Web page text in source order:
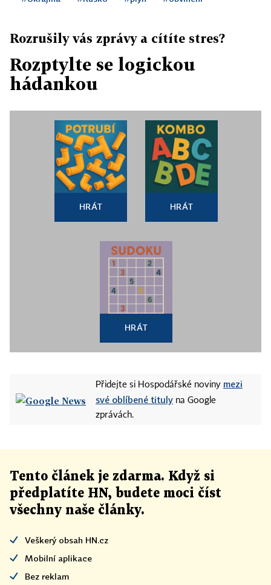
Rozrušily vás zprávy a cítíte stres?
Rozptylte se logickou
hádankou
HRÁT HRÁT
HRÁT
Přidejte si Hospodářské noviny mezi
své oblíbené tituly na Google
zprávách.
Tento článek je zdarma. Když si
předplatíte HN, budete moci číst
všechny naše články.
Veškerý obsah HN.cz
Mobilní aplikace
Bez reklam